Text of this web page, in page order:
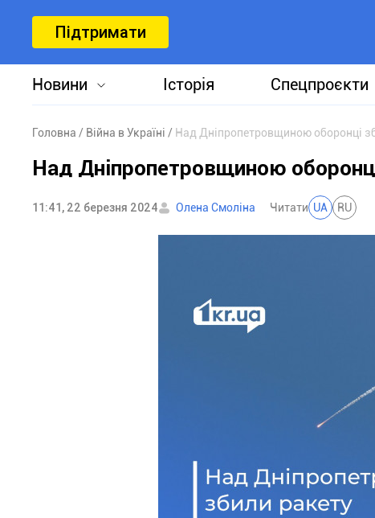
Підтримати
Новини Історія Спецпроєкти
Головна Війна в Україні Над Дніпропетровщиною оборонці
Над Дніпропетровщиною
11:41, 22 березня 2024 Олена Смоліна Читати UA RU